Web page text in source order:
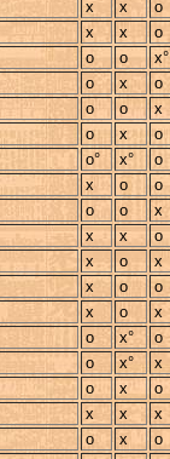
x x
o
x x
o
o o
x°
o x
o
o o
x
o x
o
o° x°
o
x o
o
o o
x
x x
o
x o
x
x o
o
x o
x
o x°
o
o x°
x
o x
o
x x
x
o x
o